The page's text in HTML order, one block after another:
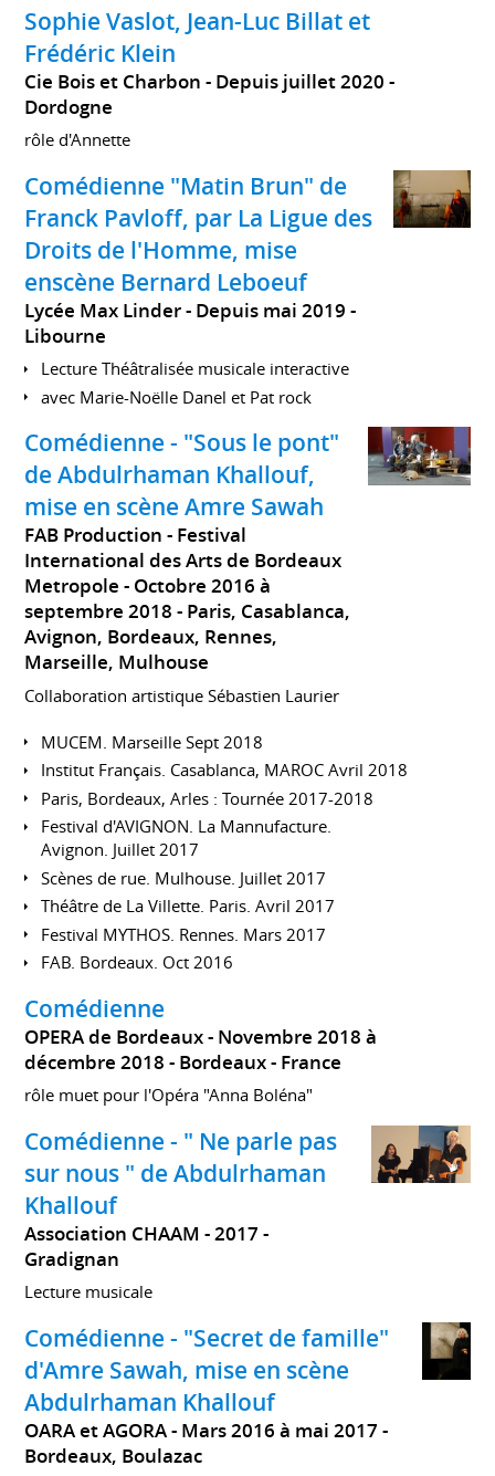
Sophie Vaslot, Jean-Luc Billat et
Frédéric Klein
Cie Bois et Charbon
Depuis juillet 2020
Dordogne
rôle d'Annette
Comédienne "Matin Brun" de
Franck Pavloff, par La Ligue des
Droits de l'Homme, mise
enscène Bernard Leboeuf
Lycée Max Linder
Depuis mai 2019
Libourne
Lecture Théâtralisée musicale interactive
avec Marie-Noëlle Danel et Pat rock
Comédienne - "Sous le pont"
de Abdulrhaman Khallouf,
mise en scène Amre Sawah
FAB Production - Festival
International des Arts de Bordeaux
Metropole
Octobre 2016 à
septembre 2018 Paris, Casablanca,
Avignon, Bordeaux, Rennes,
Marseille, Mulhouse
Collaboration artistique Sébastien Laurier
MUCEM. Marseille Sept 2018
Institut Français. Casablanca, MAROC Avril 2018
Paris, Bordeaux, Arles : Tournée 2017-2018
Festival d'AVIGNON. La Mannufacture.
Avignon. Juillet 2017
Scènes de rue. Mulhouse. Juillet 2017
Théâtre de La Villette. Paris. Avril 2017
Festival MYTHOS. Rennes. Mars 2017
FAB. Bordeaux. Oct 2016
Comédienne
OPERA de Bordeaux
Novembre 2018 à
décembre 2018 Bordeaux France
rôle muet pour l'Opéra "Anna Boléna"
Comédienne - " Ne parle pas
sur nous " de Abdulrhaman
Khallouf
Association CHAAM
2017
Gradignan
Lecture musicale
Comédienne - "Secret de famille"
d'Amre Sawah, mise en scène
Abdulrhaman Khallouf
OARA et AGORA
Mars 2016 à mai 2017
Bordeaux, Boulazac